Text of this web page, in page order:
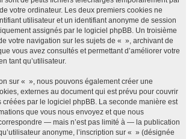
votre ordinateur. Les deux premiers cookies ne
utilisateur et un identifiant anonyme de session
assignés par le logiciel phpBB. Un troisième
votre navigation sur les sujets de « », archivant de
vous avez consultés et permettant d’améliorer votre
tant qu’utilisateur.
sur « », nous pouvons également créer une
externes au document qui est prévu pour couvrir
par le logiciel phpBB. La seconde manière est
que vous nous envoyez et que nous
— mais n’est pas limité à — la publication
anonyme, l’inscription sur « » (désignée